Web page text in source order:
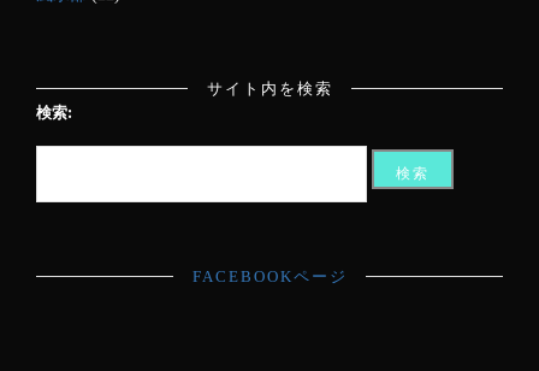
サイト内を検索
検索:
FACEBOOKページ